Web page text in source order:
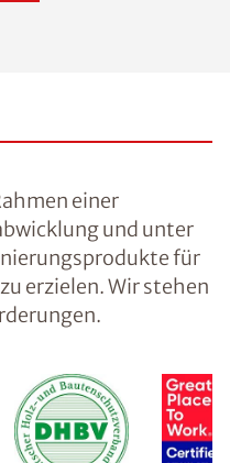
einer
und unter
für
erzielen. Wir stehen